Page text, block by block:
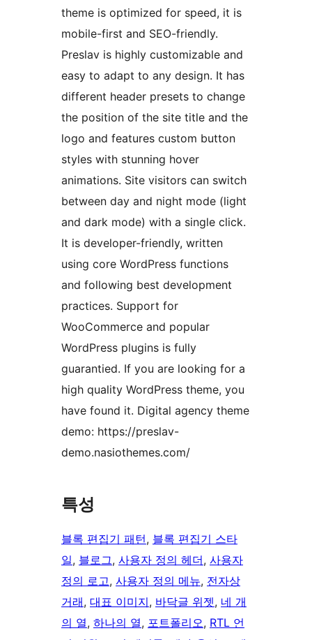
theme is optimized for speed, it is
mobile-first and SEO-friendly.
Preslav is highly customizable and
easy to adapt to any design. It has
different header presets to change
the position of the site title and the
logo and features custom button
styles with stunning hover
animations. Site visitors can switch
between day and night mode (light
and dark mode) with a single click.
It is developer-friendly, written
using core WordPress functions
and following best development
practices. Support for
WooCommerce and popular
WordPress plugins is fully
guarantied. If you are looking for a
high quality WordPress theme, you
have found it. Digital agency theme
demo: https://preslav-
demo.nasiothemes.com/
특성
블록 편집기 패턴, 블록 편집기 스타
일, 블로그, 사용자 정의 헤더, 사용자
정의 로고, 사용자 정의 메뉴, 전자상
거래, 대표 이미지, 바닥글 위젯, 네 개
의 열, 하나의 열, 포트폴리오, RTL 언